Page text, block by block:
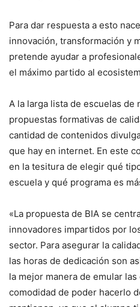
Para dar respuesta a esto nace
innovación, transformación y
pretende ayudar a
el máximo partido al
A la larga lista de escuelas de
propuestas formativas de
cantidad de contenidos
que hay en internet. En este
en la tesitura de elegir qué
escuela y qué programa es
«La propuesta de BIA se
innovadores impartidos por
sector. Para asegurar la
las horas de dedicación son
la mejor manera de emular
comodidad de poder hacerlo